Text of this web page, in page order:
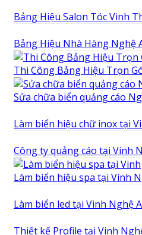
Bảng Hiệu Salon Tóc Vinh
Bảng Hiệu Nhà Hàng Nghệ
Thi Công Bảng Hiệu Trọn
Sửa chữa biển quảng cáo
Làm biển hiệu chữ inox tại
Công ty quảng cáo tại Vinh
Làm biển hiệu spa tại Vinh
Làm biển led tại Vinh Nghệ
Thiết kế Profile tại Vinh